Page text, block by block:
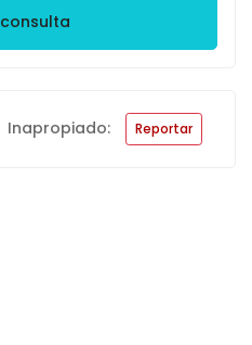
Enviar consulta
Inapropiado: Reportar